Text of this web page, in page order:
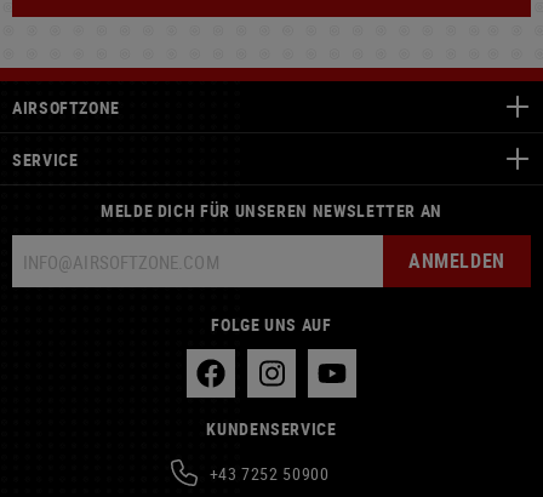
AIRSOFTZONE
SERVICE
MELDE DICH FÜR UNSEREN NEWSLETTER AN
ANMELDEN
FOLGE UNS AUF
KUNDENSERVICE
+43 7252 50900